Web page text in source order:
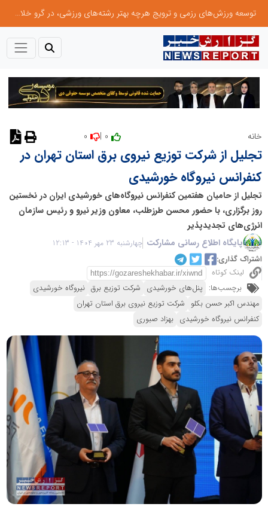
توسعه ورزش‌های رزمی و ترویج هرچه بهتر رشته‌های ورزشی، در گرو خلاقیت و نوآوری است
خانه
تجلیل از شرکت توزیع نیروی برق استان تهران در
کنفرانس نیروگاه خورشیدی
تجلیل از حامیان هفتمین کنفرانس نیروگاه‌های خورشیدی ایران در نخستین
روز برگزاری، با حضور محسن طرزطلب، معاون وزیر نیرو و رئیس سازمان
انرژی‌های تجدیدپذیر
پایگاه اطلاع رسانی مشارکت چهارشنبه 23 مهر 1404 - 12:13
اشتراک گذاری:
لینک کوتاه
برچسب‌ها: پنل‌های خورشیدی شرکت توزیع برق نیروگاه خورشیدی
مهندس اکبر حسن بکلو شرکت توزیع نیروی برق استان تهران
کنفرانس نیروگاه خورشیدی بهزاد صبوری